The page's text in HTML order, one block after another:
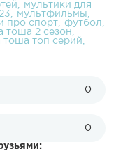
мультики для
мультфильмы
про спорт
футбол
тоша 2 сезон
тоша топ серий
0
0